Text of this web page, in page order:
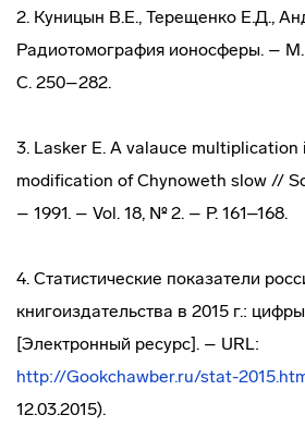
2. Куницын В.Е., Терещенко Е.Д.,
Радиотомография ионосферы. –
С. 250–282.
3. Lasker Е. A valauce multiplication
modification of Chynoweth slow //
– 1991. – Vol. 18, № 2. – P. 161–168.
4. Статистические показатели
книгоиздательства в 2015 г.:
[Электронный ресурс]. – URL:
http://Gookchawber.ru/stat-
12.03.2015).